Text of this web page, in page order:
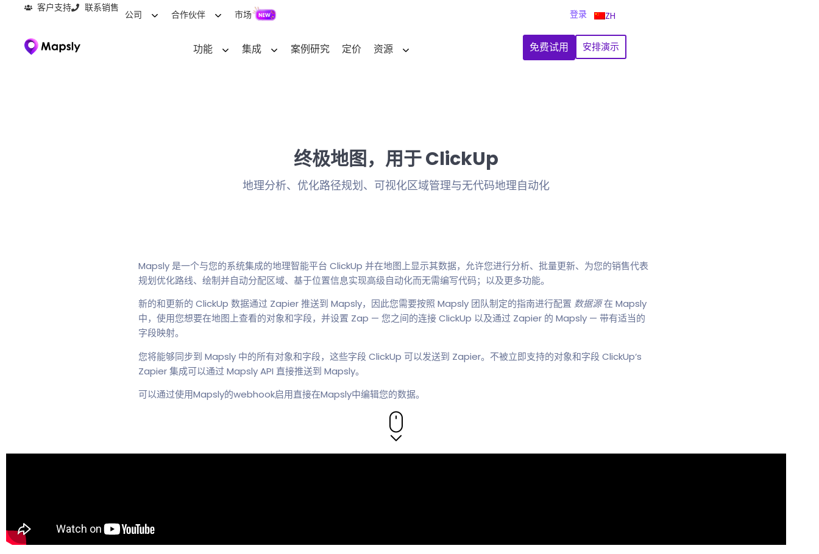
客户支持 联系销售
公司 合作伙伴 市场 登录 ZH
功能 集成 案例研究 定价 资源 免费试用 安排演示
终极地图，用于 ClickUp
地理分析、优化路径规划、可视化区域管理与无代码地理自动化
Mapsly 是一个与您的系统集成的地理智能平台 ClickUp 并在地图上显示其数据，允许您进行分析、批量更新、为您的销售代表
规划优化路线、绘制并自动分配区域、基于位置信息实现高级自动化而无需编写代码；以及更多功能。
新的和更新的 ClickUp 数据通过 Zapier 推送到 Mapsly，因此您需要按照 Mapsly 团队制定的指南进行配置 数据源在 Mapsly
中，使用您想要在地图上查看的对象和字段，并设置 Zap — 您之间的连接 ClickUp 以及通过 Zapier 的 Mapsly — 带有适当的
字段映射。
您将能够同步到 Mapsly 中的所有对象和字段，这些字段 ClickUp 可以发送到 Zapier。不被立即支持的对象和字段 ClickUp‘s
Zapier 集成可以通过 Mapsly API 直接推送到 Mapsly。
可以通过使用Mapsly的webhook启用直接在Mapsly中编辑您的数据。